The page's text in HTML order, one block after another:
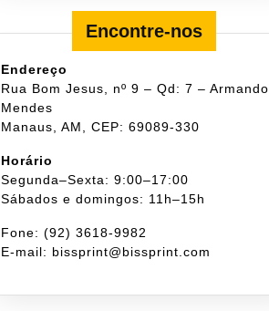
Encontre-nos
Endereço
Rua Bom Jesus, nº 9 – Qd: 7 – Armando
Mendes
Manaus, AM, CEP: 69089-330
Horário
Segunda–Sexta: 9:00–17:00
Sábados e domingos: 11h–15h
Fone: (92) 3618-9982
E-mail: bissprint@bissprint.com